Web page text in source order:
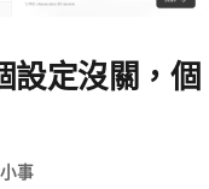
設定沒關，個
事